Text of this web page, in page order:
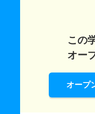
この
オー
オープ